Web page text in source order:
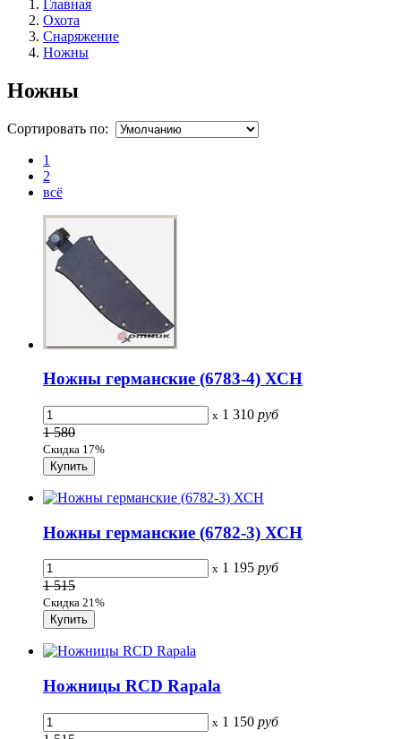
Главная
Охота
Снаряжение
Ножны
Ножны
Сортировать по:
1
2
всё
Ножны германские (6783-4) ХСН
x 1 310 руб
1 580
Скидка 17%
Ножны германские (6782-3) ХСН
x 1 195 руб
1 515
Скидка 21%
Ножницы RCD Rapala
x 1 150 руб